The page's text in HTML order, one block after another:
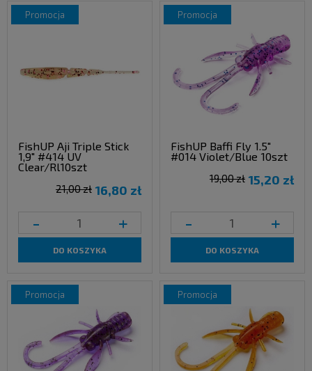
FishUP Aji Triple Stick
1,9" #414 UV
Clear/Rl10szt
16,80 zł
21,00 zł
- +
DO KOSZYKA
promocja
FishUP Baffi Fly 1.5"
#014 Violet/Blue 10szt
15,20 zł
19,00 zł
- +
DO KOSZYKA
promocja
promocja promocja